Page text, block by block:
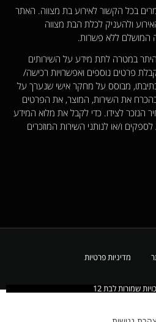
ומאמרים בכל הקשור לאירוע בת מצווה. האתר
ולהעניק לכלת הבת מצווה
המושלם ללא פשרות.
היתר במטרה לתת מידע על השירותים
פרטים נוספים ואפשרויות רכישה/
כתיבתו, מבוסס על מחקר אישי שנערך על
בהכרח את השירות, המוצר, את הפרטים
הנזכר לצידו. כדי לקבל את מלוא המידע
ו/או לנותני השירות המוזכרים
מדיניות פרטיות
שמורות לבת 12​